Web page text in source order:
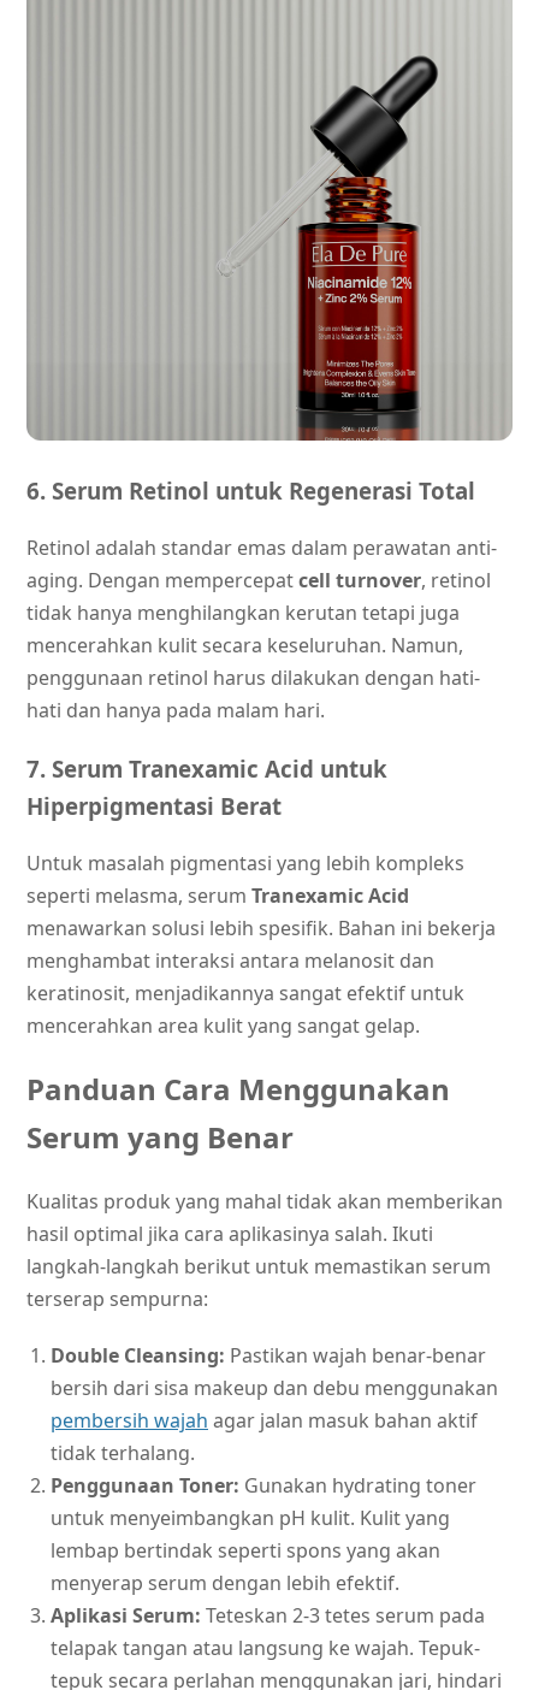
6. Serum Retinol untuk Regenerasi Total
Retinol adalah standar emas dalam perawatan anti-
aging. Dengan mempercepatcell turnover, retinol
tidak hanya menghilangkan kerutan tetapi juga
mencerahkan kulit secara keseluruhan. Namun,
penggunaan retinol harus dilakukan dengan hati-
hati dan hanya pada malam hari.
7. Serum Tranexamic Acid untuk
Hiperpigmentasi Berat
Untuk masalah pigmentasi yang lebih kompleks
seperti melasma, serum Tranexamic Acid
menawarkan solusi lebih spesifik. Bahan ini bekerja
menghambat interaksi antara melanosit dan
keratinosit, menjadikannya sangat efektif untuk
mencerahkan area kulit yang sangat gelap.
Panduan Cara Menggunakan
Serum yang Benar
Kualitas produk yang mahal tidak akan memberikan
hasil optimal jika cara aplikasinya salah. Ikuti
langkah-langkah berikut untuk memastikan serum
terserap sempurna:
Double Cleansing: Pastikan wajah benar-benar
bersih dari sisa makeup dan debu menggunakan
pembersih wajah agar jalan masuk bahan aktif
tidak terhalang.
Penggunaan Toner: Gunakan hydrating toner
untuk menyeimbangkan pH kulit. Kulit yang
lembap bertindak seperti spons yang akan
menyerap serum dengan lebih efektif.
Aplikasi Serum: Teteskan 2-3 tetes serum pada
telapak tangan atau langsung ke wajah. Tepuk-
tepuk secara perlahan menggunakan jari, hindari